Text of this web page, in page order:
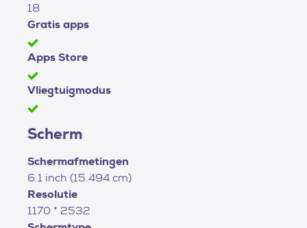
18
Gratis apps
Apps Store
Vliegtuigmodus
Scherm
Schermafmetingen
6.1 inch (15.494 cm)
Resolutie
1170 * 2532